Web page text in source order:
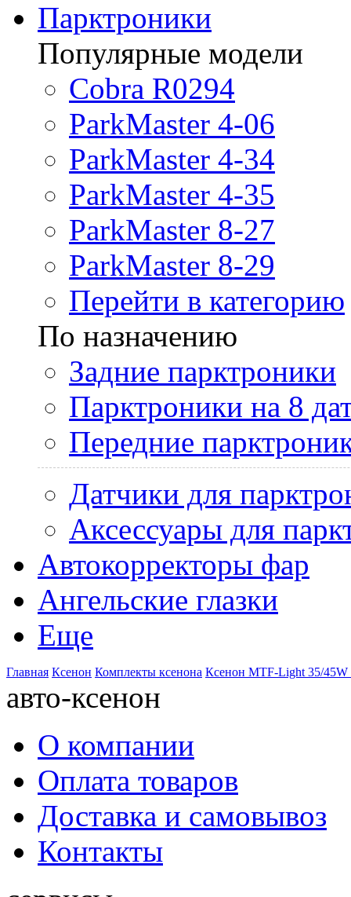
Парктроники
Популярные модели
Cobra R0294
ParkMaster 4-06
ParkMaster 4-34
ParkMaster 4-35
ParkMaster 8-27
ParkMaster 8-29
Перейти в категорию
По назначению
Задние парктроники
Парктроники на 8
Передние
Датчики для
Аксессуары для
Автокорректоры фар
Ангельские глазки
Еще
Главная Ксенон Комплекты ксенона Ксенон MTF-Light 35/
авто-ксенон
О компании
Оплата товаров
Доставка и самовывоз
Контакты